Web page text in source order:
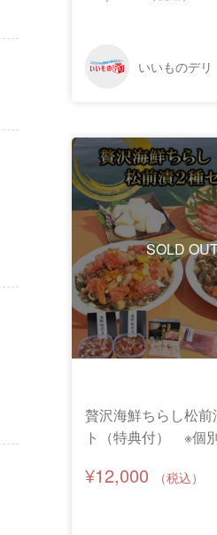
SOLD
贅沢海鮮ちらし松前
ト（特典付） ※個
¥12,000